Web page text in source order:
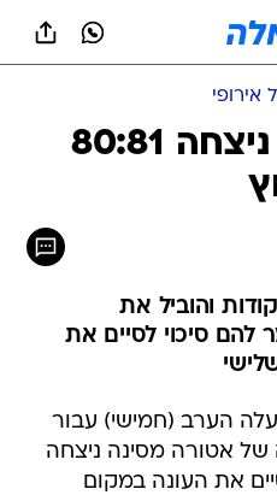
אירופי
מילאנו החסרה ניצחה 80:81
דילייני קלע 24 נקודות והוביל את
להם סיכוי לסיים את
הערב (חמישי) עבור
של אטורה מסינה ניצחה
לסיים את העונה במקום